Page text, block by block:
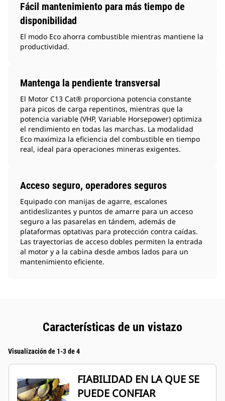
Fácil mantenimiento para más tiempo de
disponibilidad
El modo Eco ahorra combustible mientras mantiene la
productividad.
Mantenga la pendiente transversal
El Motor C13 Cat® proporciona potencia constante
para picos de carga repentinos, mientras que la
potencia variable (VHP, Variable Horsepower) optimiza
el rendimiento en todas las marchas. La modalidad
Eco maximiza la eficiencia del combustible en tiempo
real, ideal para operaciones mineras exigentes.
Acceso seguro, operadores seguros
Equipado con manijas de agarre, escalones
antideslizantes y puntos de amarre para un acceso
seguro a las pasarelas en tándem, además de
plataformas optativas para protección contra caídas.
Las trayectorias de acceso dobles permiten la entrada
al motor y a la cabina desde ambos lados para un
mantenimiento eficiente.
Características de un vistazo
Visualización de 1-3 de 4
FIABILIDAD EN LA QUE SE
PUEDE CONFIAR